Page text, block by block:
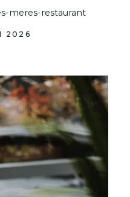
meres-restaurant
2026